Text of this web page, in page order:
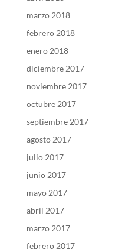
marzo 2018
febrero 2018
enero 2018
diciembre 2017
noviembre 2017
octubre 2017
septiembre 2017
agosto 2017
julio 2017
junio 2017
mayo 2017
abril 2017
marzo 2017
febrero 2017